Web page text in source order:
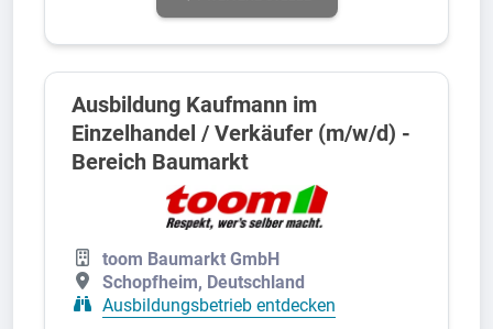
Ausbildung Kaufmann im
Einzelhandel / Verkäufer (m/w/d) -
Bereich Baumarkt
toom Baumarkt GmbH
Schopfheim, Deutschland
Ausbildungsbetrieb entdecken